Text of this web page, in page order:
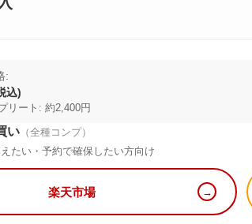
:
込)
リート: 約2,400円
い （全種コンプ）
たい・予約で確保したい方向け
楽天市場